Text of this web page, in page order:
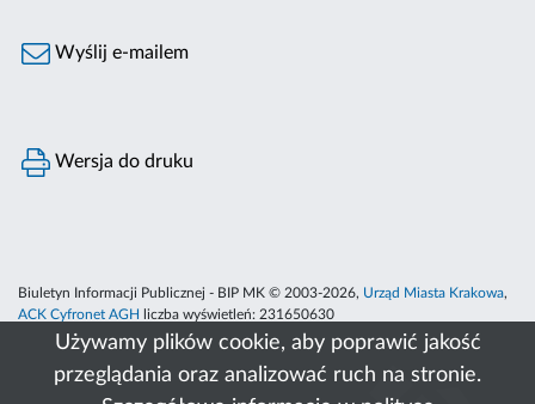
Używamy plików cookie, aby poprawić jakość
przeglądania oraz analizować ruch na stronie.
Wyślij e-mailem
Wersja do druku
Biuletyn Informacji Publicznej - BIP MK © 2003-2026, Urząd Miasta Krakowa,
ACK Cyfronet AGH
liczba wyświetleń: 231650630